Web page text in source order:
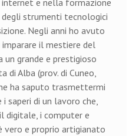
e nella formazione
degli strumenti tecnologici
Negli anni ho avuto
il mestiere del
grande e prestigioso
di Alba (prov. di Cuneo,
ha saputo trasmettermi
i saperi di un lavoro che,
digitale, i computer e
vero e proprio artigianato